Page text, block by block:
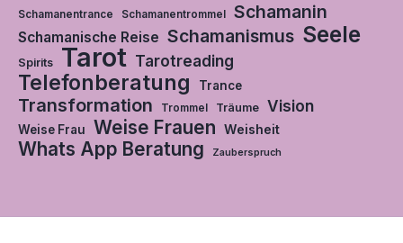
Schamanentrance
Schamanentrommel Schamanin
Schamanische Reise Schamanismus Seele
Spirits Tarot Tarotreading
Telefonberatung Trance
Transformation Trommel Träume Vision
Weise Frau Weise Frauen Weisheit
Whats App Beratung Zauberspruch